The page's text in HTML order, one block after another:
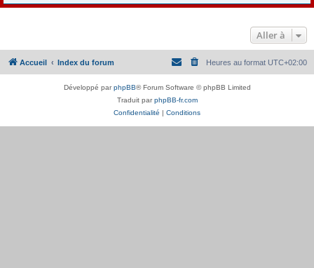
Aller à
Accueil Index du forum Heures au format UTC+02:00
Développé parphpBB® Forum Software © phpBB Limited
Traduit parphpBB-fr.com
Confidentialité | Conditions